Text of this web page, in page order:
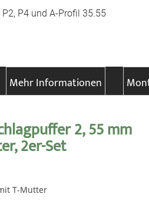
P4 und A-Profil 35.55
Mehr Informationen
2, 55 mm
2er-Set
T-Mutter